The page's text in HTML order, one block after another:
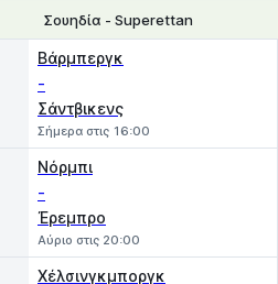
Σουηδία - Superettan
Βάρμπεργκ
-
Σάντβικενς
Σήμερα στις 16:00
Νόρμπι
-
Έρεμπρο
Αύριο στις 20:00
Χέλσινγκμποργκ